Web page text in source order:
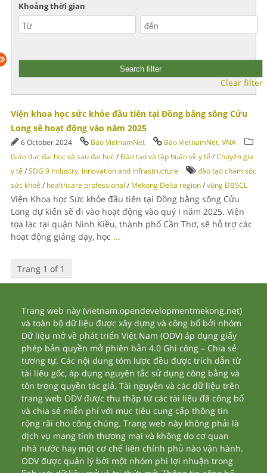
Khoảng thời gian
Clear filter
Viện khoa học sức khỏe đầu tiên tại Đồng bằng sông Cửu
Long sẽ hoạt động vào năm 2025
6 October 2024 Báo VietnamNet Báo VietnamNet, VNA
Giáo dục đại học và sau đại học/Đào tạo và tập huấn về y tế/Chuyên gia
y tế/SDG 9 Industry, innovation and infrastructure
đào tạo chăm sóc
sức khoẻ / healthcare professional / Mekong Delta region/vùng ĐBSCL
Viện Khoa học Sức khỏe đầu tiên tại Đồng bằng sông Cửu
Long dự kiến ​​sẽ đi vào hoạt động vào quý I năm 2025. Viện
tọa lạc tại quận Ninh Kiều, thành phố Cần Thơ, sẽ hỗ trợ các
hoạt động giảng dạy, học ...
Trang 1 of 1
Trang web này (vietnam.opendevelopmentmekong.net)
và toàn bộ dữ liệu được xây dựng và công bố bởi nhóm
Dữ liệu mở về phát triển Việt Nam (ODV) áp dụng giấy
phép bản quyền mở phiên bản 4.0 Ghi công – Chia sẻ
tương tự. Các nội dung tóm lược đều được trích dẫn từ
tài liêu gốc, áp dụng nguyên tắc sử dụng công bằng và
tôn trọng quyền tác giả. Tài nguyên và các dữ liệu trên
trang web ODV được thu thập từ các tài liệu đã công bố
và chia sẻ miễn phí với mục tiêu cung cấp thông tin
rộng rãi cho công chúng. Trang web này không phải là
dịch vụ mang tính thương mại và không do cơ quan
nhà nước hay một cơ chế liên chính phủ nào vận hành.
ODV được quản lý bởi một nhóm phi lợi nhuận trong